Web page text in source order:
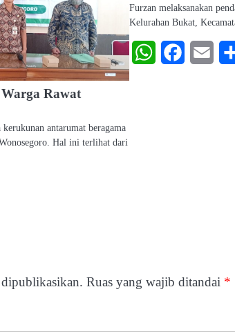
Rawat
antarumat beragama
Hal ini terlihat dari
Furzan melaksanakan
Kelurahan Bukat,
WhatsAppFacebook
Ruas yang wajib ditandai *